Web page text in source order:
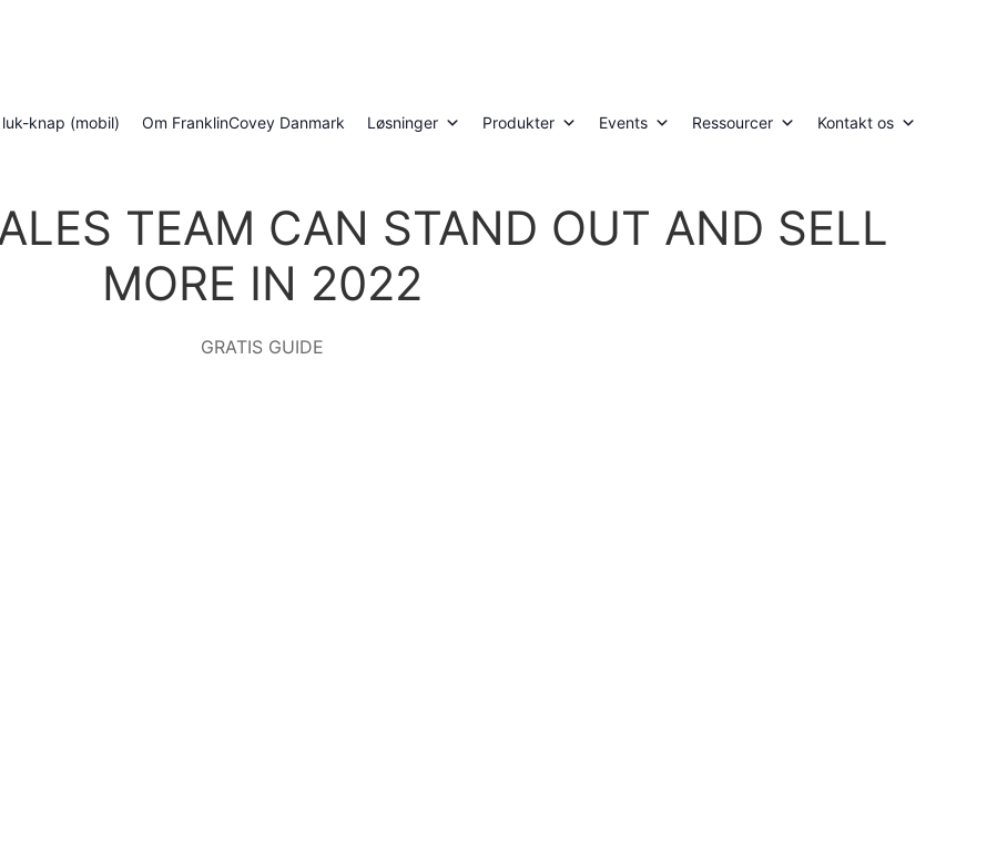
knap (mobil) Om FranklinCovey Danmark Løsninger Produkter Events Ressourcer Kontakt os
TEAM CAN STAND OUT AND SELL
MORE IN 2022
GRATIS GUIDE